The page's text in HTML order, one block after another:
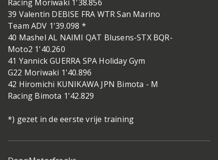
Racing Moriwaki 1'38.856
39 Valentin DEBISE FRA WTR San Marino
Team ADV 1'39.098 *
40 Mashel AL NAIMI QAT Blusens-STX BQR-
Moto2 1'40.260
41 Yannick GUERRA SPA Holiday Gym
G22 Moriwaki 1'40.896
42 Hiromichi KUNIKAWA JPN Bimota - M
Racing Bimota 1'42.829
*) gezet in de eerste vrije training